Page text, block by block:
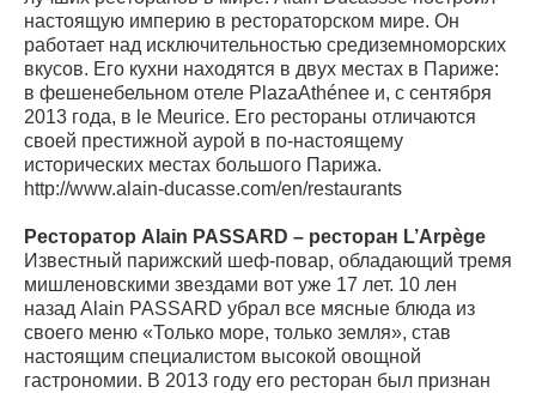
настоящую империю в рестораторском мире. Он
работает над исключительностью средиземноморских
вкусов. Его кухни находятся в двух местах в Париже:
в фешенебельном отеле PlazaAthénee и, с сентября
2013 года, в le Meurice. Его рестораны отличаются
своей престижной аурой в по-настоящему
исторических местах большого Парижа.
http://www.alain-ducasse.com/en/restaurants
Ресторатор Alain PASSARD – ресторан L’Arpège
Известный парижский шеф-повар, обладающий тремя
мишленовскими звездами вот уже 17 лет. 10 лен
назад Alain PASSARD убрал все мясные блюда из
своего меню «Только море, только земля», став
настоящим специалистом высокой овощной
гастрономии. В 2013 году его ресторан был признан